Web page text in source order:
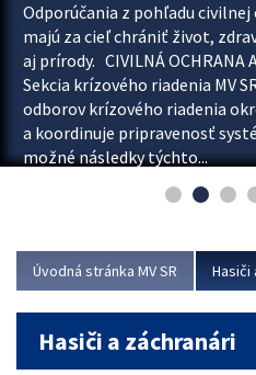
Odporúčania z pohľadu
majú za cieľ chrániť život,
aj prírody. CIVILNÁ OCHRANA
Sekcia krízového riadenia MV
odborov krízového riadenia
a koordinuje pripravenosť
možné následky týchto...
Úvodná stránka MV SR Hasiči
Hasiči a záchranári